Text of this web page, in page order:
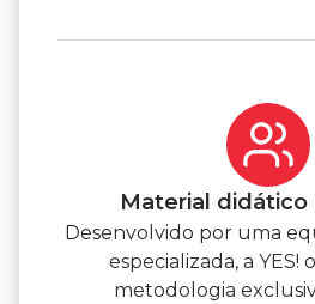
Material didático
Desenvolvido por uma
especializada, a YES!
metodologia